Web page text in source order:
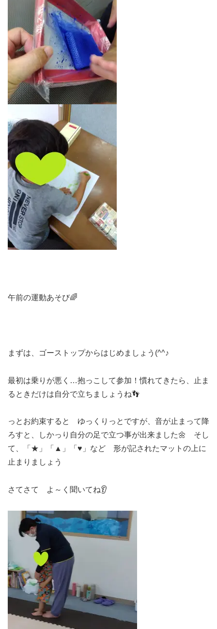
午前の運動あそび🌈
まずは、ゴーストップからはじめましょう(^^♪
最初は乗りが悪く…抱っこして参加！慣れてきたら、止ま
るときだけは自分で立ちましょうね👣
っとお約束すると ゆっくりっとですが、音が止まって降
ろすと、しかっり自分の足で立つ事が出来ました🌼 そし
て、「★」「▲」「♥」など 形が記されたマットの上に
止まりましょう
さてさて よ～く聞いてね👂